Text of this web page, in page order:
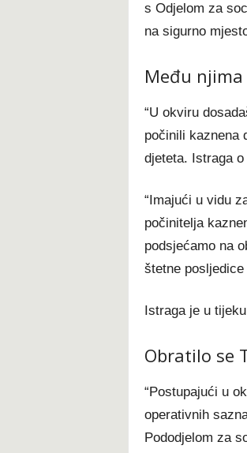
s Odjelom za
na sigurno
Među
“U okviru
počinili kaznena
djeteta. Istraga
“Imajući u vidu
počinitelja
podsjećamo na
štetne
Istraga je u
Obratilo se
“Postupajući u
operativnih
Pododjelom za